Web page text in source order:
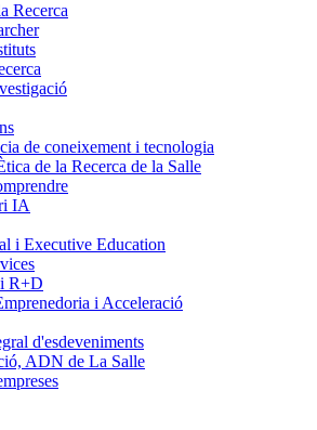
Recerca
de coneixement i tecnologia
de la Recerca de la Salle
IA
i Executive Education
R+D
i Acceleració
d'esdeveniments
ADN de La Salle